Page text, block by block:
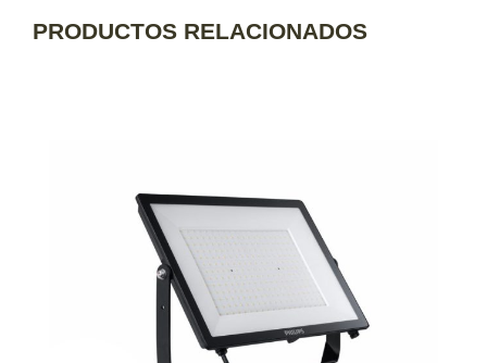
PRODUCTOS RELACIONADOS